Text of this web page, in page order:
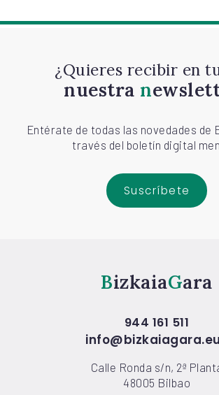
¿Quieres recibir en
nuestra
Entérate de todas las novedades de
través del boletín digital
Suscríbete
Bizkaia Gara
944 161 511
Calle Ronda s/n, 2ª
48005 Bilbao